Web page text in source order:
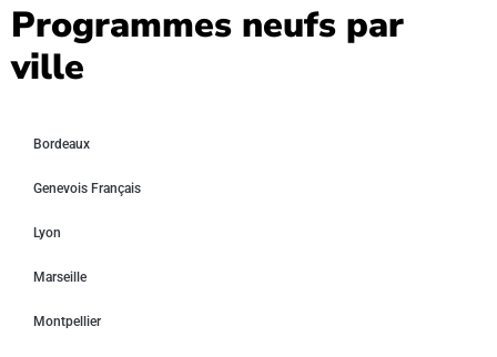
Programmes neufs par
ville
Bordeaux
Genevois Français
Lyon
Marseille
Montpellier